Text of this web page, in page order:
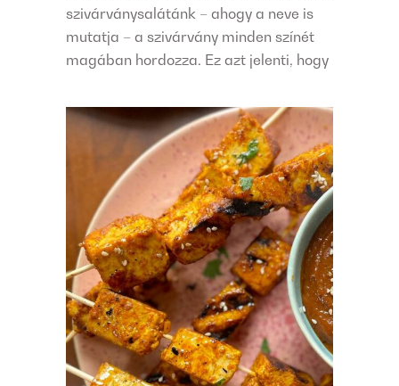
szivárványsalátánk – ahogy a neve is
mutatja – a szivárvány minden színét
magában hordozza. Ez azt jelenti, hogy